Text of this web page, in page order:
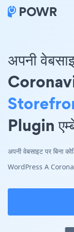
अपनी
Plugin
अपनी वेबसाइट पर बिना
WordPress A